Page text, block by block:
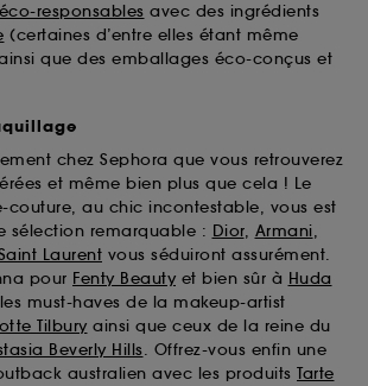
éco-responsables avec des ingrédients
(certaines d’entre elles étant même
que des emballages éco-conçus et
chez Sephora que vous retrouverez
et même bien plus que cela ! Le
couture, au chic incontestable, vous est
sélection remarquable : Dior, Armani,
Laurent vous séduiront assurément.
pour Fenty Beauty et bien sûr à Huda
must-haves de la makeup-artist
Tilbury ainsi que ceux de la reine du
Beverly Hills. Offrez-vous enfin une
australien avec les produits Tarte